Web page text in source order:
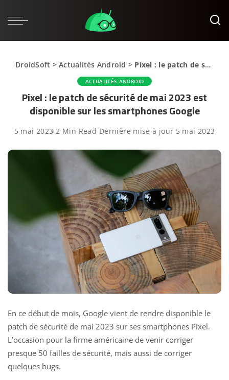
DroidSoft >Actualités Android > Pixel : le patch de sécurité de mai 2023 est disponible sur les smartphones Google
ACTUALITÉS ANDROID
Pixel : le patch de sécurité de mai 2023 est
disponible sur les smartphones Google
5 mai 2023 2 Min Read Dernière mise à jour 5 mai 2023
En ce début de mois, Google vient de rendre disponible le
patch de sécurité de mai 2023 sur ses smartphones Pixel.
L’occasion pour la firme américaine de venir corriger
presque 50 failles de sécurité, mais aussi de corriger
quelques bugs.